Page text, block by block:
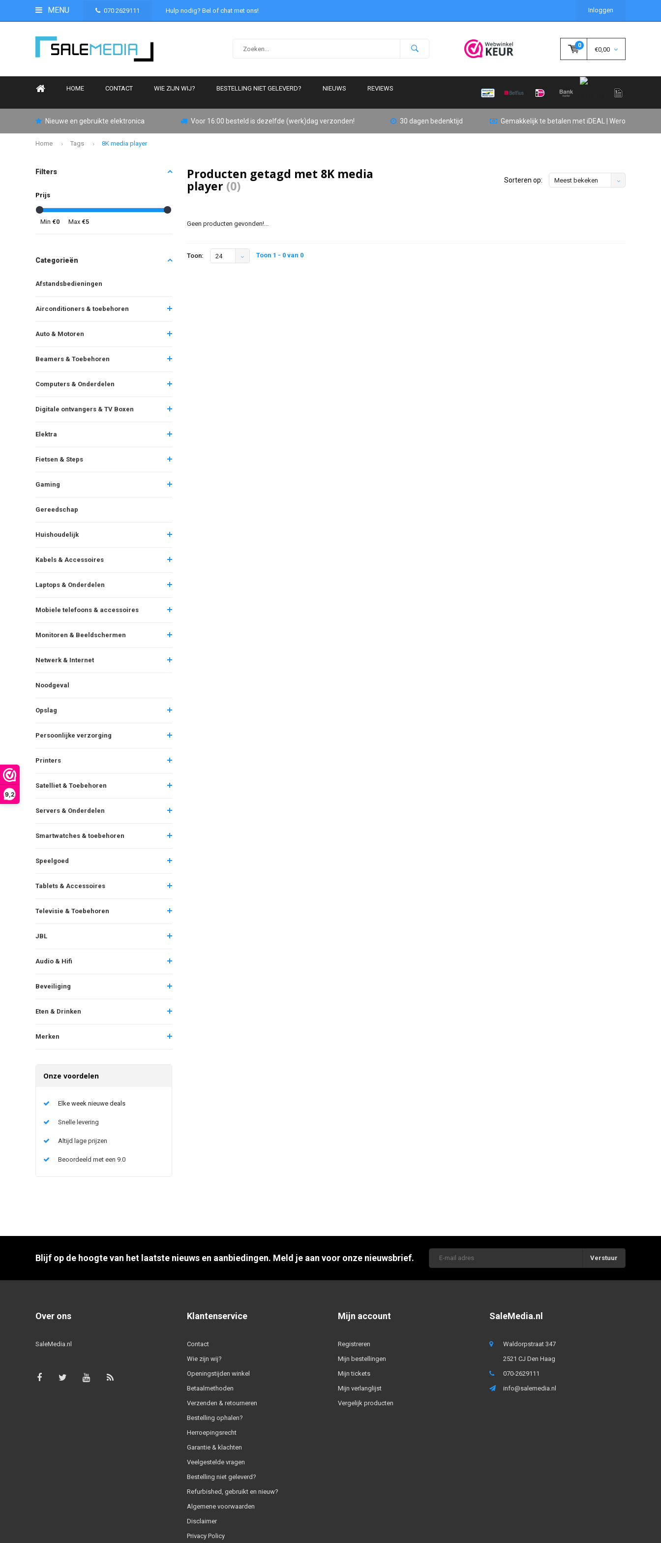
9,2
MENU 070 2629111 Hulp nodig? Bel of chat met ons! Inloggen
0
€0,00
HOME CONTACT WIE ZIJN WIJ? BESTELLING NIET GELEVERD? NIEUWS REVIEWS
Nieuwe en gebruikte elektronica Voor 16:00 besteld is dezelfde (werk)dag verzonden! 30 dagen bedenktijd Gemakkelijk te betalen met iDEAL | Wero
Home Tags 8K media player
Filters
Prijs
Min €0 Max €5
Categorieën
Afstandsbedieningen
Airconditioners & toebehoren
Auto & Motoren
Beamers & Toebehoren
Computers & Onderdelen
Digitale ontvangers & TV Boxen
Elektra
Fietsen & Steps
Gaming
Gereedschap
Huishoudelijk
Kabels & Accessoires
Laptops & Onderdelen
Mobiele telefoons & accessoires
Monitoren & Beeldschermen
Netwerk & Internet
Noodgeval
Opslag
Persoonlijke verzorging
Printers
Satelliet & Toebehoren
Servers & Onderdelen
Smartwatches & toebehoren
Speelgoed
Tablets & Accessoires
Televisie & Toebehoren
JBL
Audio & Hifi
Beveiliging
Eten & Drinken
Merken
Onze voordelen
Elke week nieuwe deals
Snelle levering
Altijd lage prijzen
Beoordeeld met een 9.0
Producten getagd met 8K media
player (0) Sorteren op: Meest bekeken
Geen producten gevonden!...
Toon: 24 Toon 1 - 0 van 0
Blijf op de hoogte van het laatste nieuws en aanbiedingen. Meld je aan voor onze nieuwsbrief. Verstuur
Over ons
SaleMedia.nl
Klantenservice
Contact
Wie zijn wij?
Openingstijden winkel
Betaalmethoden
Verzenden & retourneren
Bestelling ophalen?
Herroepingsrecht
Garantie & klachten
Veelgestelde vragen
Bestelling niet geleverd?
Refurbished, gebruikt en nieuw?
Algemene voorwaarden
Disclaimer
Privacy Policy
Mijn account
Registreren
Mijn bestellingen
Mijn tickets
Mijn verlanglijst
Vergelijk producten
SaleMedia.nl
Waldorpstraat 347
2521 CJ Den Haag
070-2629111
info@salemedia.nl